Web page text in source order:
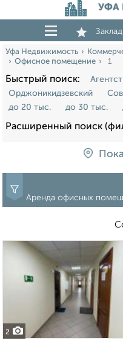
УФА
Уфа Недвижимость
Офисное помещение
1
Быстрый поиск:
Орджоникидзевский
до 20 тыс.
до 30 тыс.
Расширенный поиск
Аренда офисных
2